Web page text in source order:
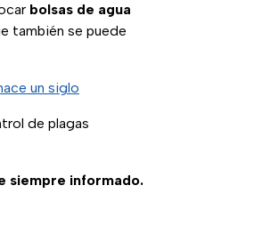
bolsas de agua
también se puede
un siglo
de plagas
siempre informado.